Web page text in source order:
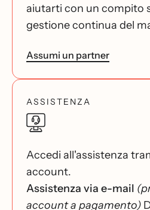
aiutarti con un compito
gestione continua del
Assumi un partner
ASSISTENZA
Accedi all'assistenza
account.
Assistenza via e-mail
account a pagamento)